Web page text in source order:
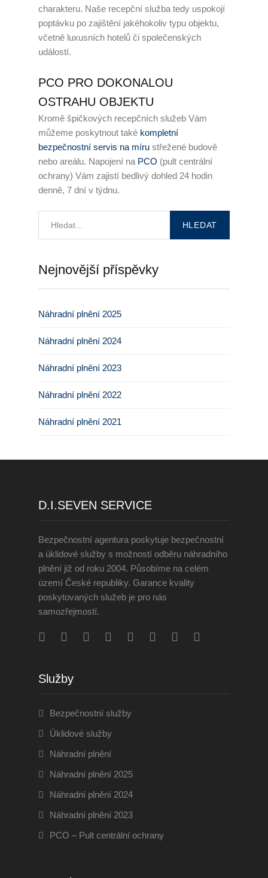
charakteru. Naše recepční služba tedy uspokojí
poptávku po zajištění jakéhokoliv typu objektu,
včetně luxusních hotelů či společenských
událostí.
PCO PRO DOKONALOU
OSTRAHU OBJEKTU
Kromě špičkových recepčních služeb Vám
můžeme poskytnout také kompletní
bezpečnostní servis na míru střežené budově
nebo areálu. Napojení na PCO (pult centrální
ochrany) Vám zajistí bedlivý dohled 24 hodin
denně, 7 dní v týdnu.
Nejnovější příspěvky
Náhradní plnění 2025
Náhradní plnění 2024
Náhradní plnění 2023
Náhradní plnění 2022
Náhradní plnění 2021
D.I.SEVEN SERVICE
Bezpečnostní agentura poskytuje bezpečnostní
a úklidové služby s možností odběru náhradního
plnění již od roku 2004. Působíme na celém
území České republiky. Garance kvality
poskytovaných služeb je pro nás
samozřejmostí.
Služby
Bezpečnostní služby
Úklidové služby
Náhradní plnění
Náhradní plnění 2025
Náhradní plnění 2024
Náhradní plnění 2023
PCO – Pult centrální ochrany